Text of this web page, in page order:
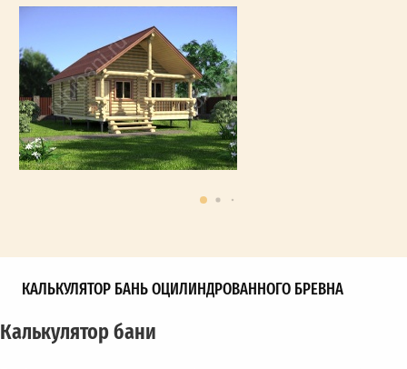
КАЛЬКУЛЯТОР БАНЬ ОЦИЛИНДРОВАННОГО БРЕВНА
Калькулятор бани